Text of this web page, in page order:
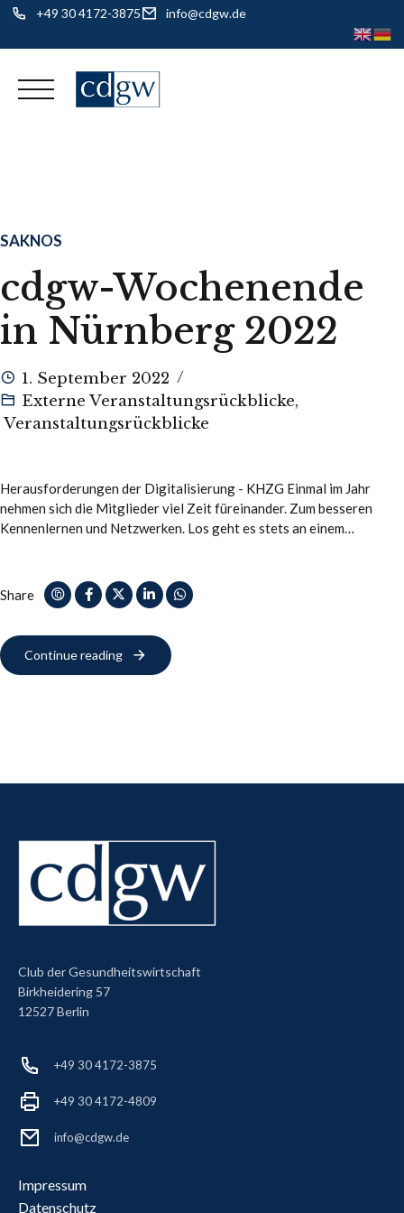
+49 30 4172-3875 info@cdgw.de
SAKNOS
cdgw-Wochenende
in Nürnberg 2022
1. September 2022
Externe Veranstaltungsrückblicke,
Veranstaltungsrückblicke
Herausforderungen der Digitalisierung - KHZG Einmal im Jahr
nehmen sich die Mitglieder viel Zeit füreinander. Zum besseren
Kennenlernen und Netzwerken. Los geht es stets an einem
Share
Continue reading
Club der Gesundheitswirtschaft
Birkheidering 57
12527 Berlin
+49 30 4172-3875
+49 30 4172-4809
info@cdgw.de
Impressum
Datenschutz